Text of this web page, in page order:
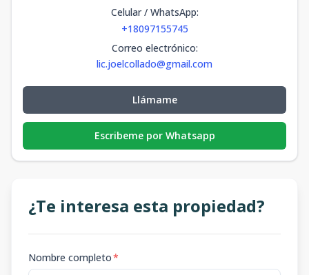
Celular / WhatsApp:
+18097155745
Correo electrónico:
lic.joelcollado@gmail.com
Llámame
Escribeme por Whatsapp
¿Te interesa esta propiedad?
Nombre completo*